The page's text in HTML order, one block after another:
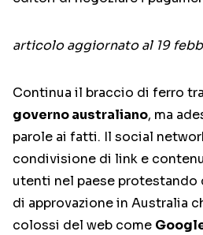
articolo aggiornato al 19
Continua il braccio di ferro tra
governo australiano, ma
parole ai fatti. Il social
condivisione di link e
utenti nel paese protestando
di approvazione in Australia
colossi del web come